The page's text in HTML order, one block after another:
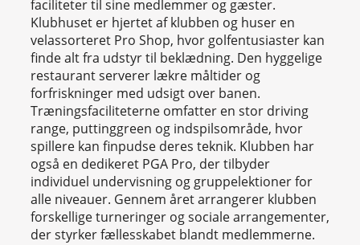
faciliteter til sine medlemmer og gæster.
Klubhuset er hjertet af klubben og huser en
velassorteret Pro Shop, hvor golfentusiaster kan
finde alt fra udstyr til beklædning. Den hyggelige
restaurant serverer lækre måltider og
forfriskninger med udsigt over banen.
Træningsfaciliteterne omfatter en stor driving
range, puttinggreen og indspilsområde, hvor
spillere kan finpudse deres teknik. Klubben har
også en dedikeret PGA Pro, der tilbyder
individuel undervisning og gruppelektioner for
alle niveauer. Gennem året arrangerer klubben
forskellige turneringer og sociale arrangementer,
der styrker fællesskabet blandt medlemmerne.